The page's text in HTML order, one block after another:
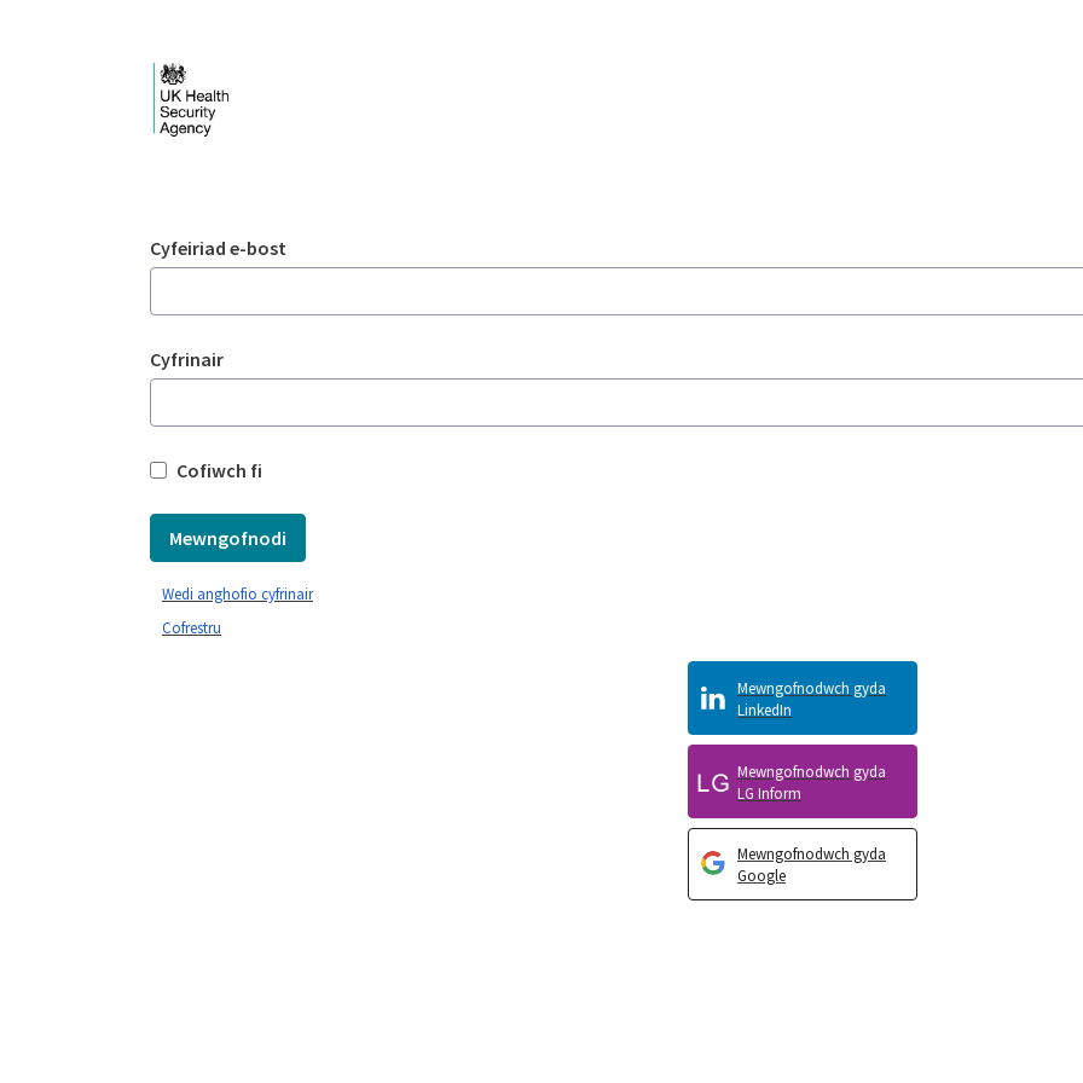
Mewngofnodi
Cyfeiriad e-bost
Cyfrinair
Cofiwch fi
Mewngofnodi
Mewngofnodwch gyda
Google
Mewngofnodwch gyda
LG Inform
Mewngofnodwch gyda
LinkedIn
Cofrestru
Wedi anghofio cyfrinair